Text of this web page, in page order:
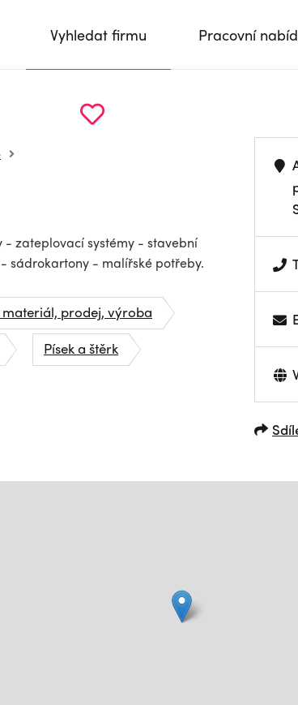
Vyhledat firmu Pracovní
zateplovací systémy - stavební
sádrokartony - malířské potřeby.
prodej, výroba
Písek a štěrk